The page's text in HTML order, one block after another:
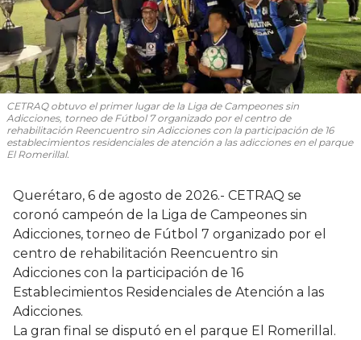
CETRAQ obtuvo el primer lugar de la Liga de Campeones sin
Adicciones, torneo de Fútbol 7 organizado por el centro de
rehabilitación Reencuentro sin Adicciones con la participación de 16
establecimientos residenciales de atención a las adicciones en el parque
El Romerillal.
Querétaro, 6 de agosto de 2026.- CETRAQ se
coronó campeón de la Liga de Campeones sin
Adicciones, torneo de Fútbol 7 organizado por el
centro de rehabilitación Reencuentro sin
Adicciones con la participación de 16
Establecimientos Residenciales de Atención a las
Adicciones.
La gran final se disputó en el parque El Romerillal.